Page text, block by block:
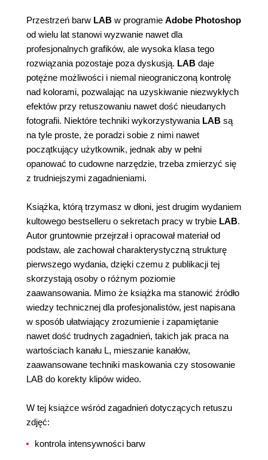
Przestrzeń barw LAB w programie Adobe Photoshop
od wielu lat stanowi wyzwanie nawet dla
profesjonalnych grafików, ale wysoka klasa tego
rozwiązania pozostaje poza dyskusją. LAB daje
potężne możliwości i niemal nieograniczoną kontrolę
nad kolorami, pozwalając na uzyskiwanie niezwykłych
efektów przy retuszowaniu nawet dość nieudanych
fotografii. Niektóre techniki wykorzystywania LAB są
na tyle proste, że poradzi sobie z nimi nawet
początkujący użytkownik, jednak aby w pełni
opanować to cudowne narzędzie, trzeba zmierzyć się
z trudniejszymi zagadnieniami.
Książka, którą trzymasz w dłoni, jest drugim wydaniem
kultowego bestselleru o sekretach pracy w trybie LAB.
Autor gruntownie przejrzał i opracował materiał od
podstaw, ale zachował charakterystyczną strukturę
pierwszego wydania, dzięki czemu z publikacji tej
skorzystają osoby o różnym poziomie
zaawansowania. Mimo że książka ma stanowić źródło
wiedzy technicznej dla profesjonalistów, jest napisana
w sposób ułatwiający zrozumienie i zapamiętanie
nawet dość trudnych zagadnień, takich jak praca na
wartościach kanału L, mieszanie kanałów,
zaawansowane techniki maskowania czy stosowanie
LAB do korekty klipów wideo.
W tej książce wśród zagadnień dotyczących retuszu
zdjęć:
kontrola intensywności barw